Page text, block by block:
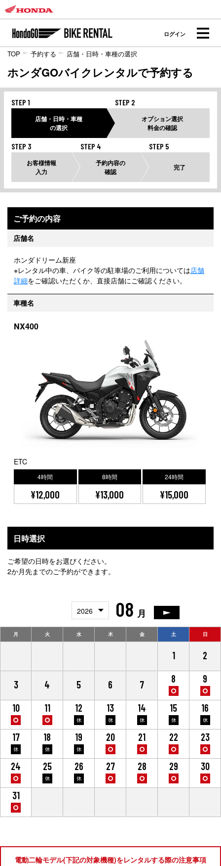
ログイン
TOP 予約する 店舗・日時・車種の選択
ホンダGOバイクレンタルで予約する
STEP 1
店舗・日時・車種
の選択
STEP 2
オプション選択
料金の確認
STEP 3
お客様情報
入力
STEP 4
予約内容の
確認
STEP 5
完了
ご予約の内容
店舗名
ホンダドリーム新座
※レンタル中の車、バイク等の駐車場のご利用については店舗
詳細をご確認いただくか、直接店舗にご確認ください。
車種名
NX400
ETC
4時間
¥12,000
8時間
¥13,000
24時間
¥15,000
日時選択
ご希望の日時をお選びください。
2か月先までのご予約ができます。
2026 08 月
月 火 水 木 金 土 日
1 2
3 4 5 6 7
8 9
10 11 12 13 14 15 16
17 18 19 20 21 22 23
24 25 26 27 28 29 30
31
電動二輪モデル(下記の対象機種)をレンタルする際の注意事項